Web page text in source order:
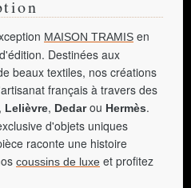
MAISON TRAMIS en
Destinées aux
beaux textiles, nos créations
français à travers des
, Lelièvre, Dedarou Hermès.
d'objets uniques
raconte une histoire
coussins de luxe et profitez